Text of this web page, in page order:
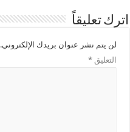
اترك تعليقاً
لن يتم نشر عنوان بريدك الإلكتروني.
التعليق*